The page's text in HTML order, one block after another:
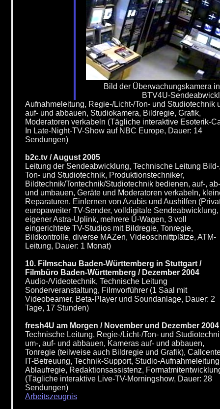
Bild der Überwachungskamera
BTV4U-
Aufnahmeleitung, Regie-/Licht-/Ton- und Studiotechnik
auf- und abbauen, Studiokamera, Bildregie, Grafik,
Moderatoren verkabeln (Tägliche interaktive Esoterik-
In Late-Night-TV-Show auf NBC Europe, Dauer: 14
Sendungen)
b2c.tv / August 2005
Leitung der Sendeabwicklung, Technische Leitung
Ton- und Studiotechnik, Produktionstechniker,
Bildtechnik/Tontechnik/Studiotechnik bedienen, auf-, ab-
und umbauen, Geräte und Moderatoren verkabeln,
Reparaturen, Einlernen von Azubis und Aushilfen
europaweiter TV-Sender, volldigitale Sendeabwicklung,
eigener Astra-Uplink, mehrere Ü-Wagen, 3 voll
eingerichtete TV-Studios mit Bildregie, Tonregie,
Bildkontrolle, diverse MAZen, Videoschnittplätze, ATM-
Leitung, Dauer: 1 Monat)
10. Filmschau Baden-Württemberg in Stuttgart /
Filmbüro Baden-Württemberg / Dezember 2004
Audio-/Videotechnik, Technische Leitung
Sonderveranstaltung, Filmvorführer (1 Saal mit
Videobeamer, Beta-Player und Soundanlage, Dauer: 2
Tage, 17 Stunden)
fresh4U am Morgen / November und Dezember 2004
Technische Leitung, Regie-/Licht-/Ton- und
um-, auf- und abbauen, Kameras auf- und abbauen,
Tonregie (teilweise auch Bildregie und Grafik),
IT-Betreuung, Technik-Support, Studio-
Ablaufregie, Redaktionsassistenz,
(Tägliche interaktive Live-TV-Morningshow, Dauer: 28
Sendungen)
Arbeitszeugnis